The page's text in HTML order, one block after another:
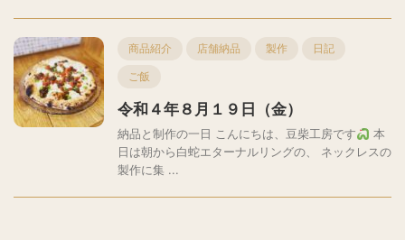
商品紹介 店舗納品 製作 日記
ご飯
令和４年８月１９日（金）
納品と制作の一日 こんにちは、豆柴工房です
本
日は朝から白蛇エターナルリングの、 ネックレスの
製作に集 ...